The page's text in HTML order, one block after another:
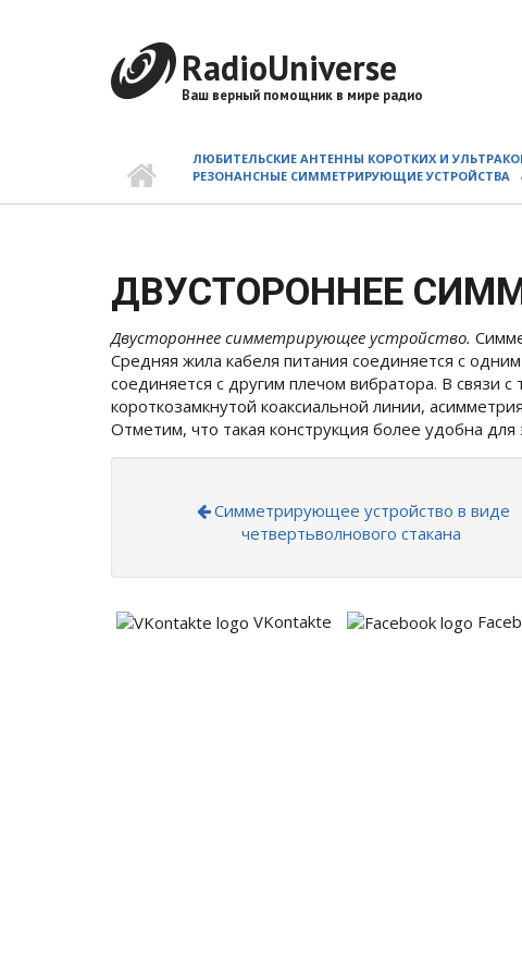
RadioUniverse
Ваш верный помощник в мире радио
ЛЮБИТЕЛЬСКИЕ АНТЕННЫ КОРОТКИХ И
РЕЗОНАНСНЫЕ СИММЕТРИРУЮЩИЕ УСТРОЙСТВА
ДВУСТОРОННЕЕ
Двустороннее симметрирующее устройство.
Средняя жила кабеля питания соединяется с
соединяется с другим плечом вибратора. В связи
короткозамкнутой коаксиальной линии,
Отметим, что такая конструкция более удобна
Симметрирующее устройство в виде
четвертьволнового стакана
VKontakte